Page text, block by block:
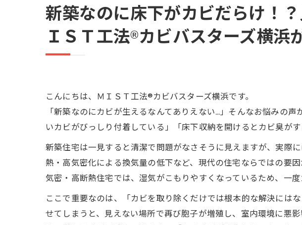
新築なのに床下がカビだらけ！
ＩＳＴ工法®カビバスターズ横浜
こんにちは、ＭＩＳＴ工法®カビバスターズ横浜です。
「新築なのにカビが生えるなんてありえない…」そんなお悩みの
いカビがびっしり付着している」「床下収納を開けるとカビ臭が
新築住宅は一見すると清潔で問題がなさそうに見えますが、実際
熱・高気密化による換気量の低下など、現代の住宅ならではの要
気密・高断熱住宅では、湿気がこもりやすくなっているため、一
ここで重要なのは、「カビを取り除くだけでは根本的な解決には
せてしまうと、見えない場所で再び胞子が増殖し、室内環境に悪